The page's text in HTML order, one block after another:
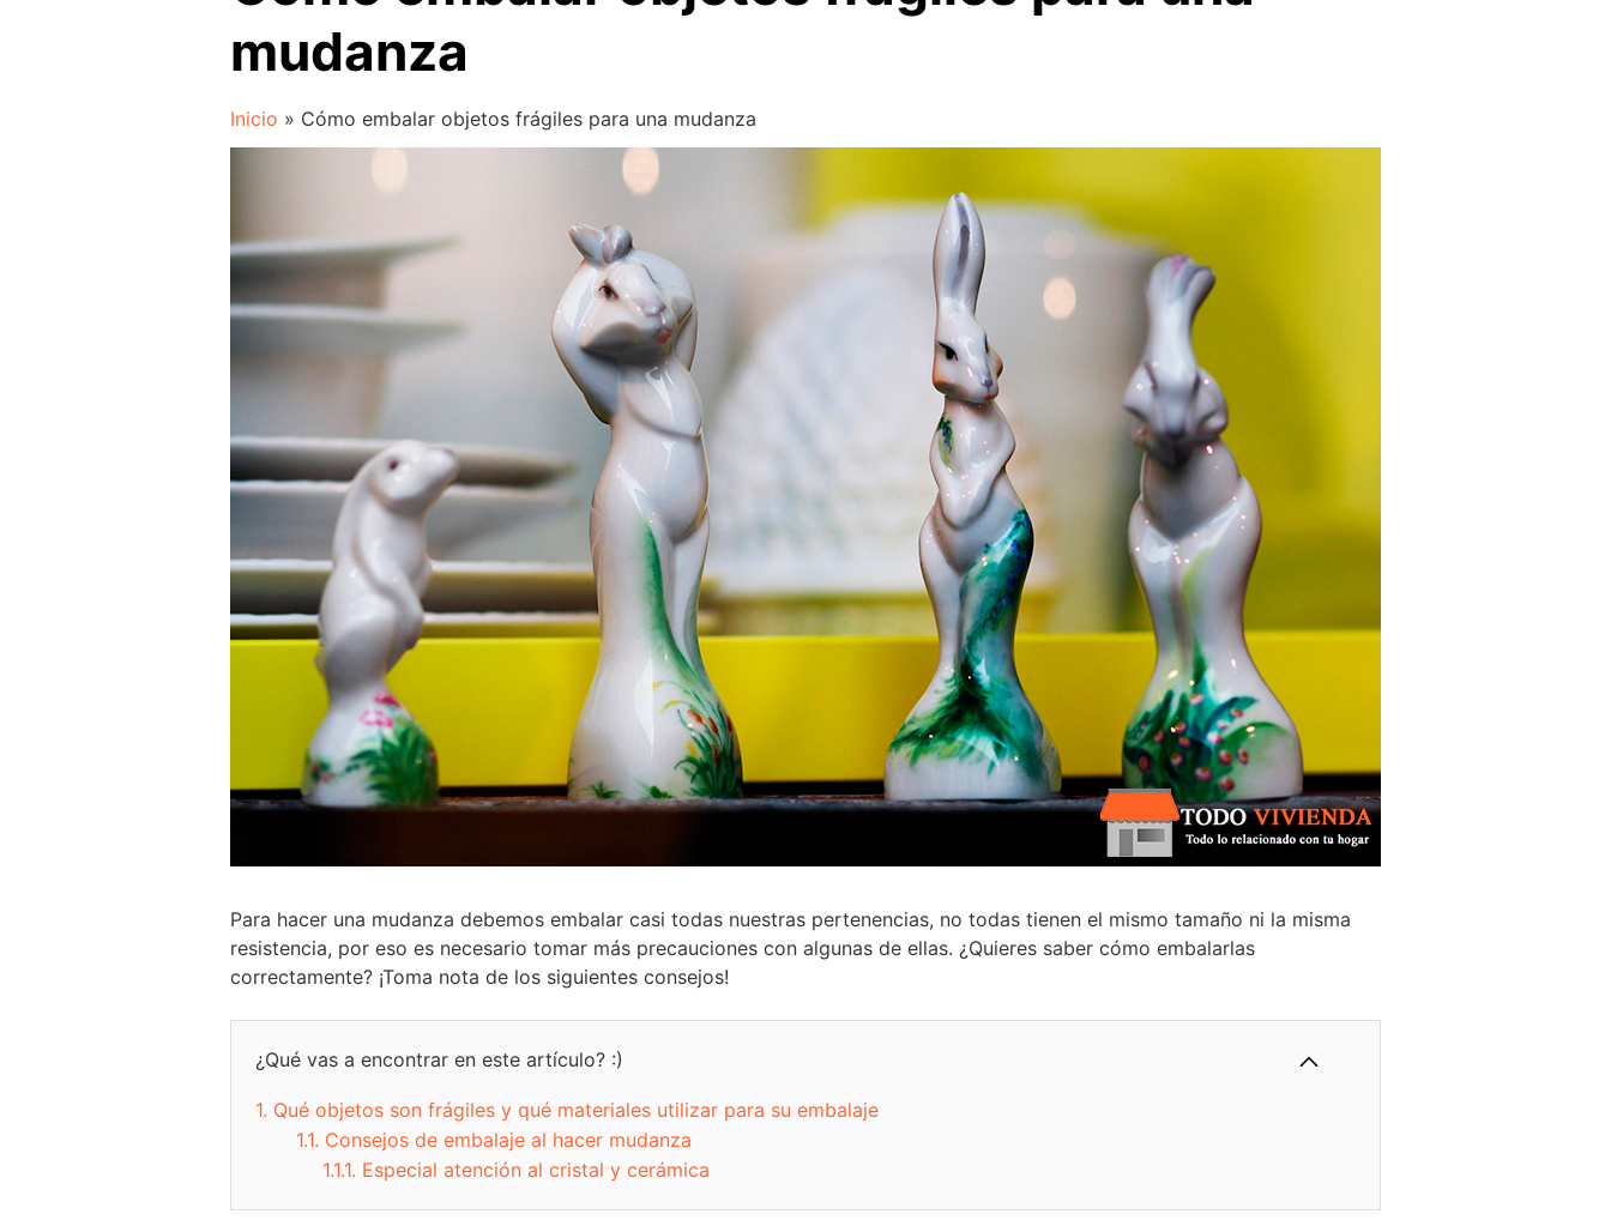
mudanza
Inicio » Cómo embalar objetos frágiles para una mudanza
Para hacer una mudanza debemos embalar casi todas nuestras pertenencias, no todas tienen el mismo tamaño ni la misma
resistencia, por eso es necesario tomar más precauciones con algunas de ellas. ¿Quieres saber cómo embalarlas
correctamente? ¡Toma nota de los siguientes consejos!
¿Qué vas a encontrar en este artículo? :)
1. Qué objetos son frágiles y qué materiales utilizar para su embalaje
1.1. Consejos de embalaje al hacer mudanza
1.1.1. Especial atención al cristal y cerámica